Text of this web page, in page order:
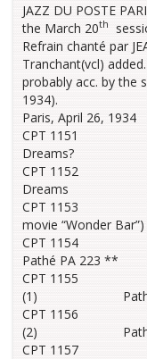
JAZZ DU POSTE
the March 20th
Refrain chanté par
Tranchant(vcl)
probably acc. by the
1934).
Paris, April 26, 1934
CPT 1151
Dreams?
CPT 1152
Dreams
CPT 1153
movie “Wonder
CPT 1154
Pathé PA 223 **
CPT 1155 Il y
(1) Pathé PA
CPT 1156 Il
(2) Pathé PA
CPT